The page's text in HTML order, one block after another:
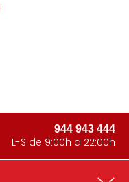
944 943 444
L-S de 9:00h a 22:00h